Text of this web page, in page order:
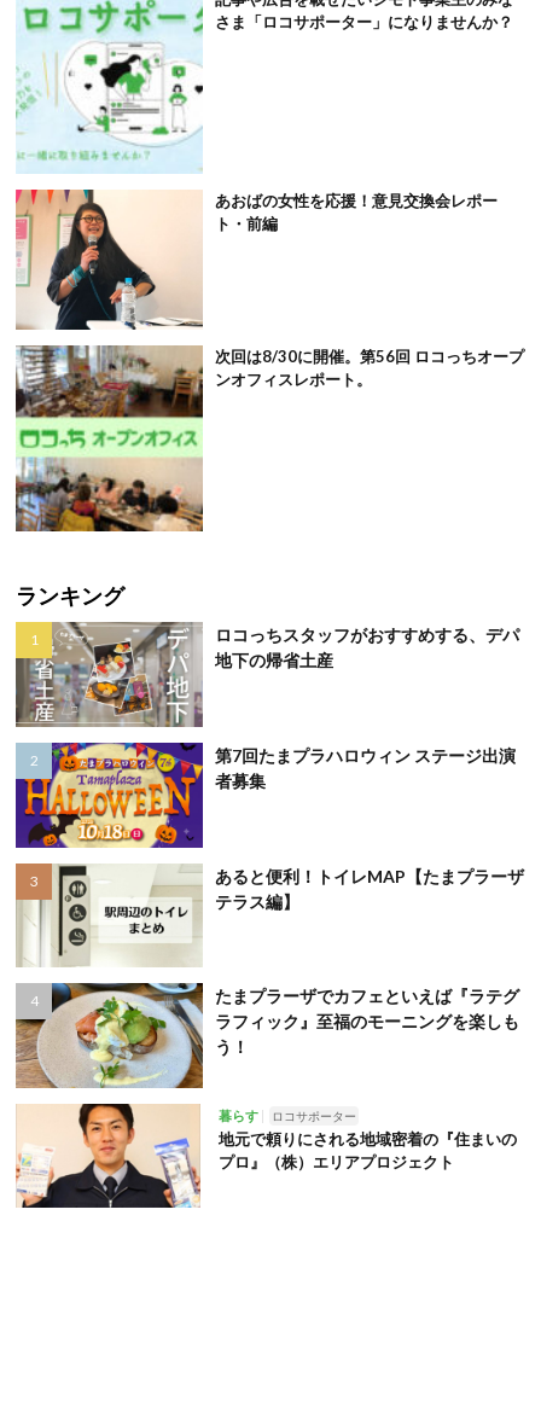
さま「ロコサポーター」になりませんか？
あおばの女性を応援！意見交換会レポー
ト・前編
次回は8/30に開催。第56回 ロコっちオープ
ンオフィスレポート。
ランキング
ロコっちスタッフがおすすめする、デパ
地下の帰省土産
第7回たまプラハロウィン ステージ出演
者募集
あると便利！トイレMAP【たまプラーザ
テラス編】
たまプラーザでカフェといえば『ラテグ
ラフィック』至福のモーニングを楽しも
う！
暮らす ロコサポーター
地元で頼りにされる地域密着の『住まいの
プロ』（株）エリアプロジェクト